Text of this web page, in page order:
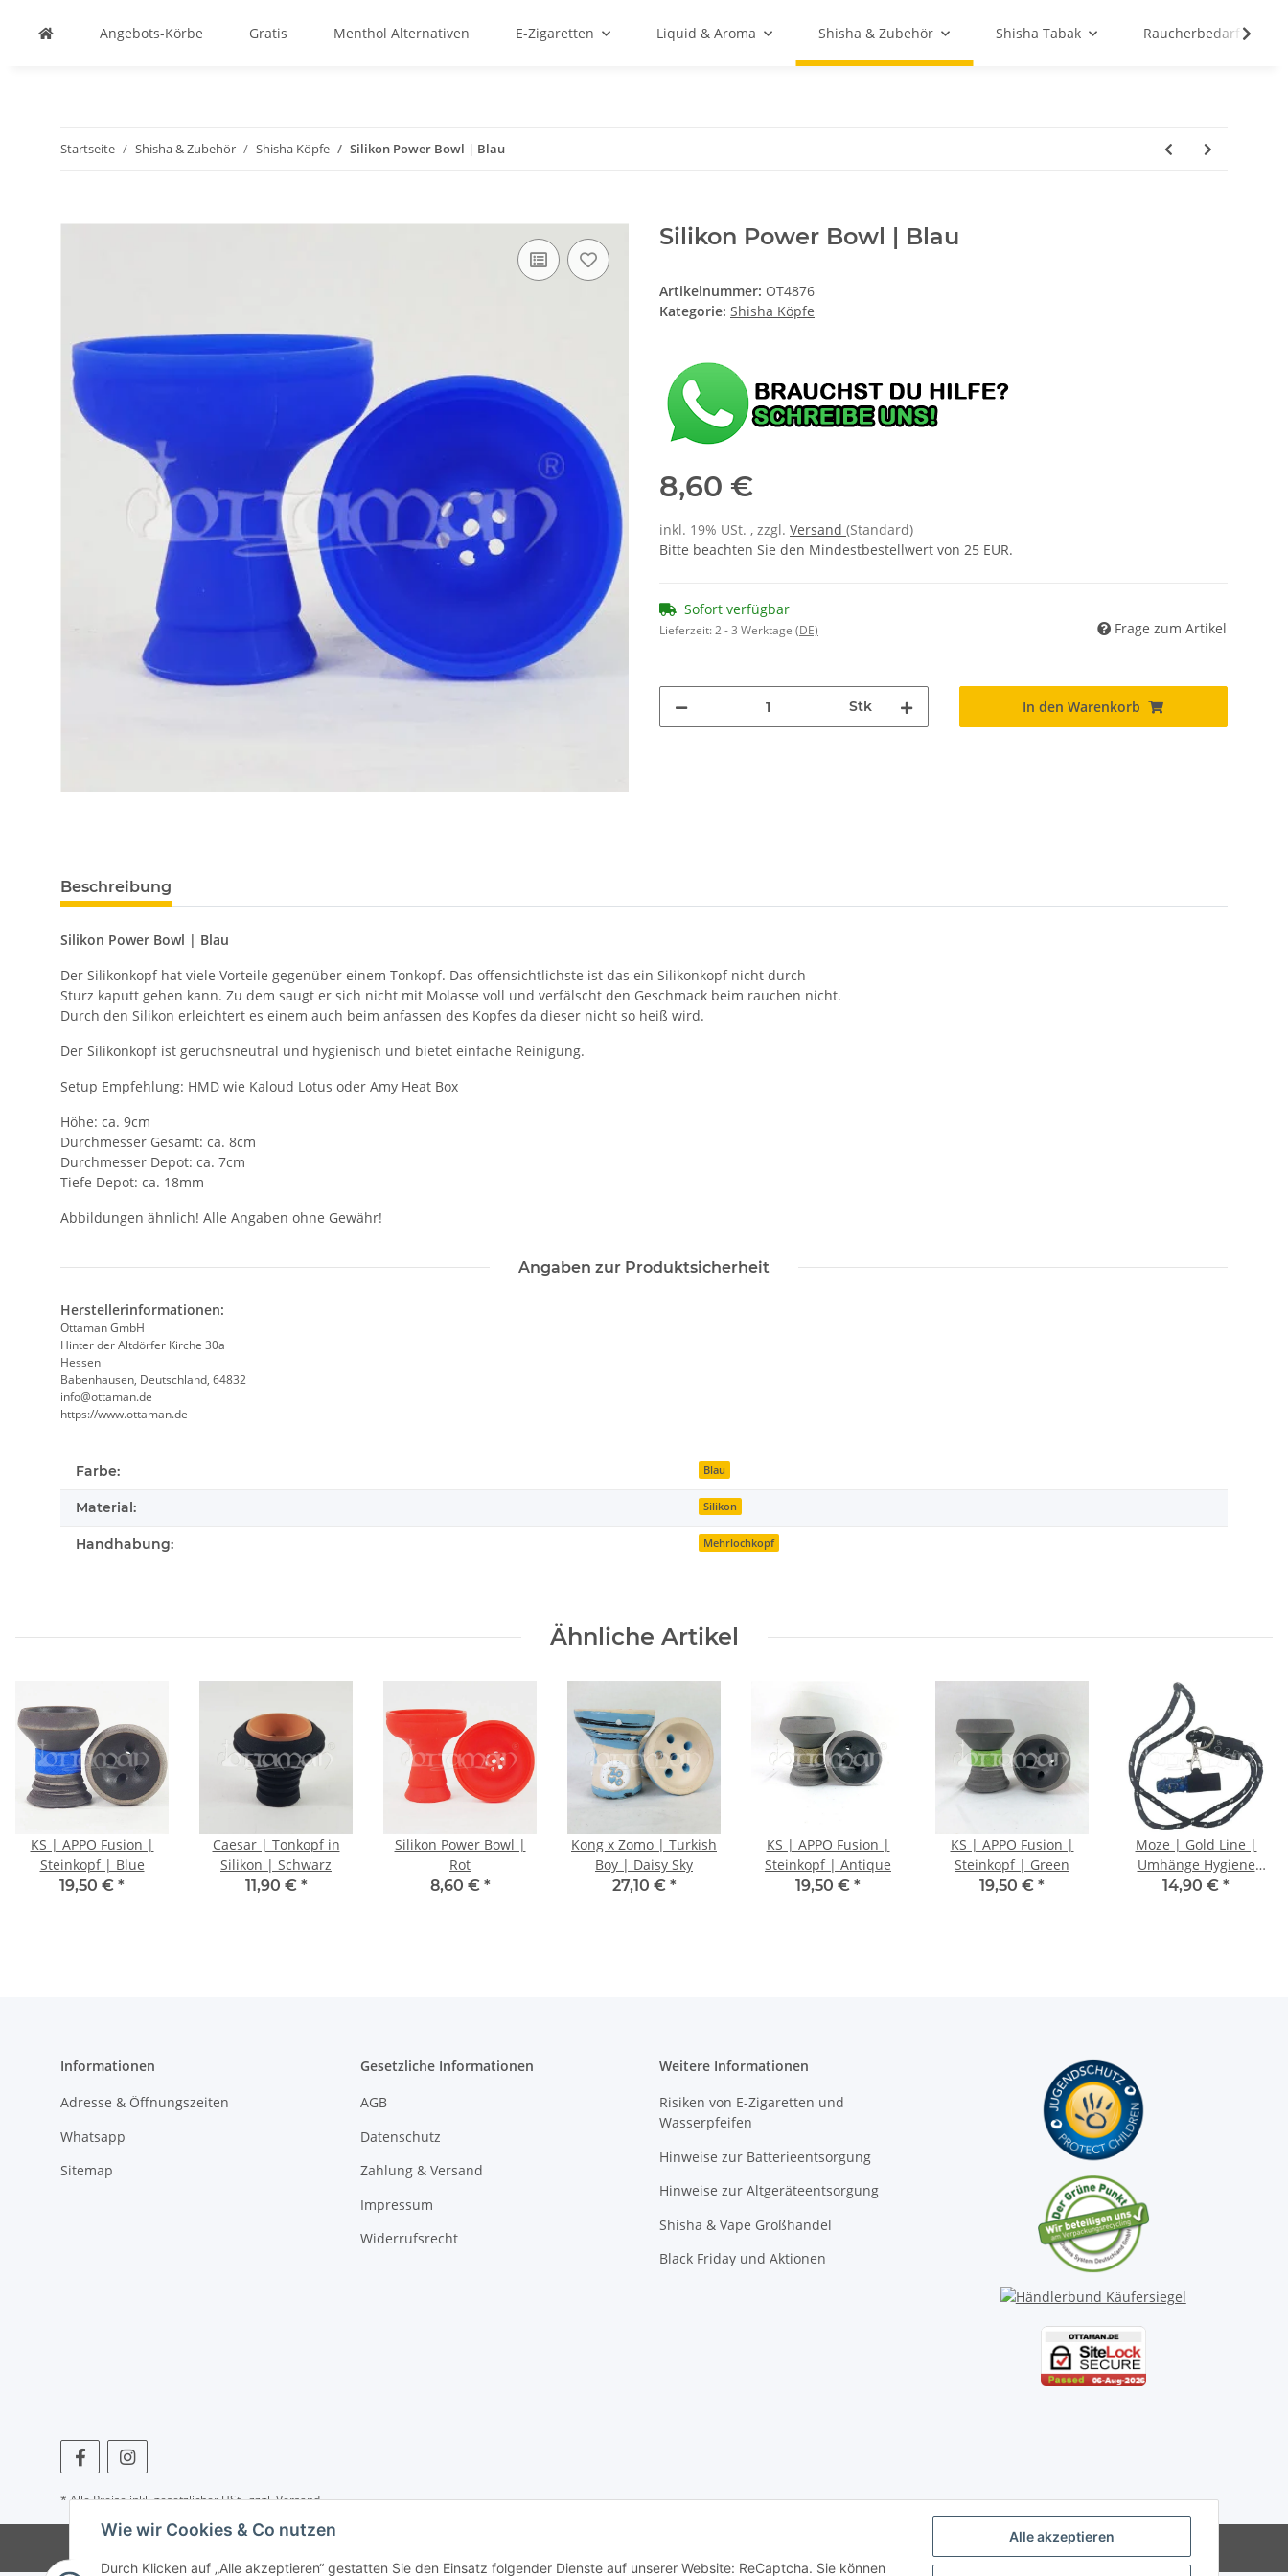
Angebots-Körbe Gratis Menthol Alternativen E-Zigaretten Liquid & Aroma Shisha & Zubehör Shisha Tabak Raucherbedarf
Startseite Shisha & Zubehör Shisha Köpfe Silikon Power Bowl | Blau
Silikon Power Bowl | Blau
Artikelnummer: OT4876
Kategorie: Shisha Köpfe
8,60 €
inkl. 19% USt. , zzgl. Versand (Standard)
Bitte beachten Sie den Mindestbestellwert von 25 EUR.
Sofort verfügbar
Lieferzeit:2 - 3 Werktage (DE) Frage zum Artikel
Stk In den Warenkorb
Beschreibung
Silikon Power Bowl | Blau
Der Silikonkopf hat viele Vorteile gegenüber einem Tonkopf. Das offensichtlichste ist das ein Silikonkopf nicht durch
Sturz kaputt gehen kann. Zu dem saugt er sich nicht mit Molasse voll und verfälscht den Geschmack beim rauchen nicht.
Durch den Silikon erleichtert es einem auch beim anfassen des Kopfes da dieser nicht so heiß wird.
Der Silikonkopf ist geruchsneutral und hygienisch und bietet einfache Reinigung.
Setup Empfehlung: HMD wie Kaloud Lotus oder Amy Heat Box
Höhe: ca. 9cm
Durchmesser Gesamt: ca. 8cm
Durchmesser Depot: ca. 7cm
Tiefe Depot: ca. 18mm
Abbildungen ähnlich! Alle Angaben ohne Gewähr!
Angaben zur Produktsicherheit
Herstellerinformationen:
Ottaman GmbH
Hinter der Altdörfer Kirche 30a
Hessen
Babenhausen, Deutschland, 64832
info@ottaman.de
https://www.ottaman.de
Farbe: Blau
Material: Silikon
Handhabung: Mehrlochkopf
Ähnliche Artikel
KS | APPO Fusion |
Steinkopf | Blue
19,50 € *
Caesar | Tonkopf in
Silikon | Schwarz
11,90 € *
Silikon Power Bowl |
Rot
8,60 € *
Kong x Zomo | Turkish
Boy | Daisy Sky
27,10 € *
KS | APPO Fusion |
Steinkopf | Antique
19,50 € *
KS | APPO Fusion |
Steinkopf | Green
19,50 € *
Moze | Gold Line |
Umhänge Hygiene
Mundstück | Blau
14,90 € *
Informationen
Adresse & Öffnungszeiten
Whatsapp
Sitemap
Gesetzliche Informationen
AGB
Datenschutz
Zahlung & Versand
Impressum
Widerrufsrecht
Weitere Informationen
Risiken von E-Zigaretten und
Wasserpfeifen
Hinweise zur Batterieentsorgung
Hinweise zur Altgeräteentsorgung
Shisha & Vape Großhandel
Black Friday und Aktionen
* Alle Preise inkl. gesetzlicher USt., zzgl.Versand
Wie wir Cookies & Co nutzen
Durch Klicken auf „Alle akzeptieren“ gestatten Sie den Einsatz folgender Dienste auf unserer Website: ReCaptcha. Sie können
Alle akzeptieren